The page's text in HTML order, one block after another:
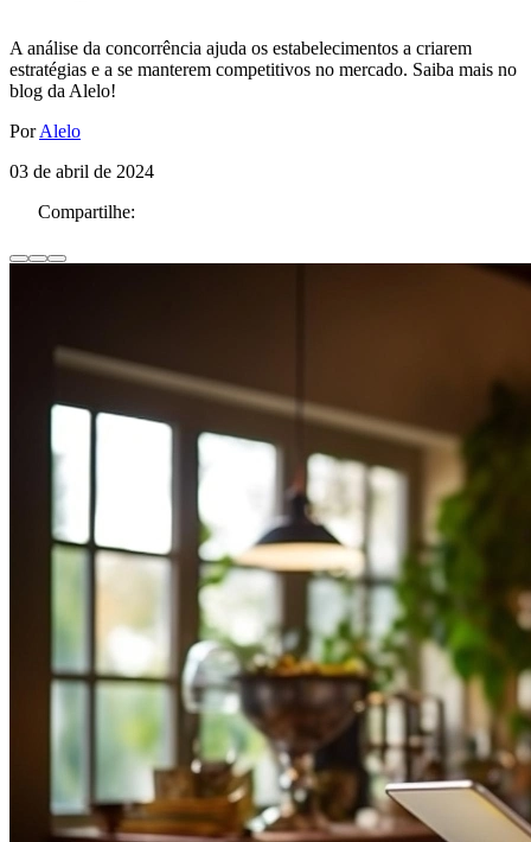
A análise da concorrência ajuda os estabelecimentos a criarem
estratégias e a se manterem competitivos no mercado. Saiba mais no
blog da Alelo!
PorAlelo
03 de abril de 2024
Compartilhe: